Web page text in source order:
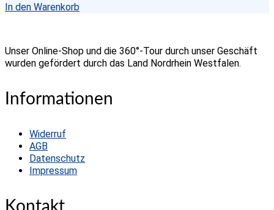
In den Warenkorb
Unser Online-Shop und die 360°-Tour durch unser Geschäft
wurden gefördert durch das Land Nordrhein Westfalen.
Informationen
Widerruf
AGB
Datenschutz
Impressum
Kontakt